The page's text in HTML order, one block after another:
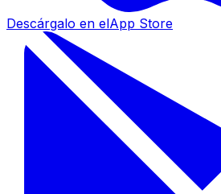
Descárgalo en elApp Store